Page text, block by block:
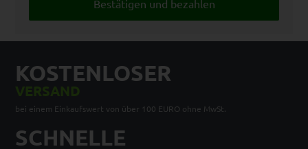
KOSTENLOSER
VERSAND
bei einem Einkaufswert von über 100 EURO ohne MwSt.
SCHNELLE